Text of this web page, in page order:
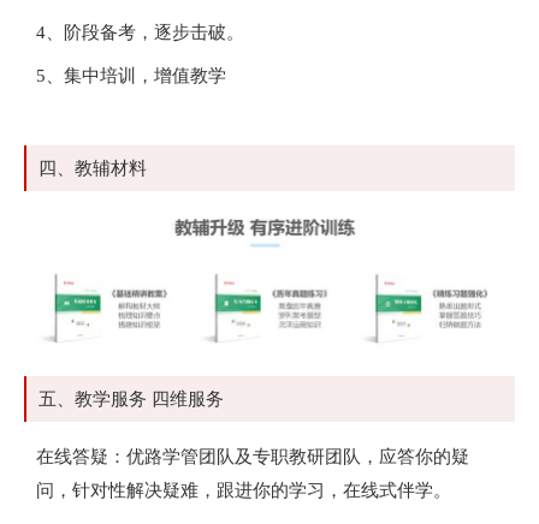
4、阶段备考，逐步击破。
5、集中培训，增值教学
四、教辅材料
五、教学服务 四维服务
在线答疑：优路学管团队及专职教研团队，应答你的疑
问，针对性解决疑难，跟进你的学习，在线式伴学。